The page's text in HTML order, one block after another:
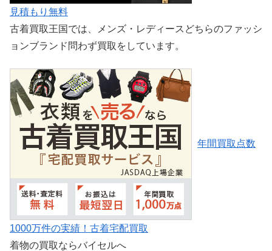
見積もり無料
古着買取王国では、メンズ・レディースどちらのファッシ
ョンブランド問わず買取をしています。
年間買取点数
1000万件の実績！古着宅配買取
着物の買取ならバイセルへ